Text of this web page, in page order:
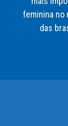
feminina no
das